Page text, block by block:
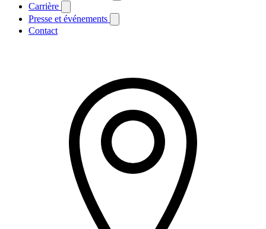
Carrière
Presse et événements
Contact